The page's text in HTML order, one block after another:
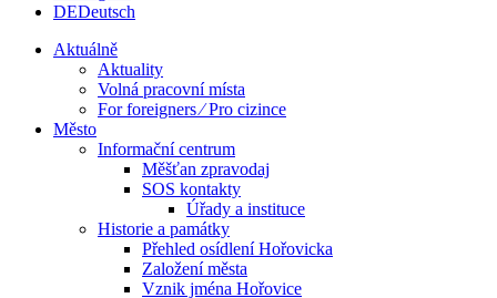
DEDeutsch
Aktuálně
Aktuality
Volná pracovní místa
For foreigners ⁄ Pro cizince
Město
Informační centrum
Měšťan zpravodaj
SOS kontakty
Úřady a instituce
Historie a památky
Přehled osídlení Hořovicka
Založení města
Vznik jména Hořovice